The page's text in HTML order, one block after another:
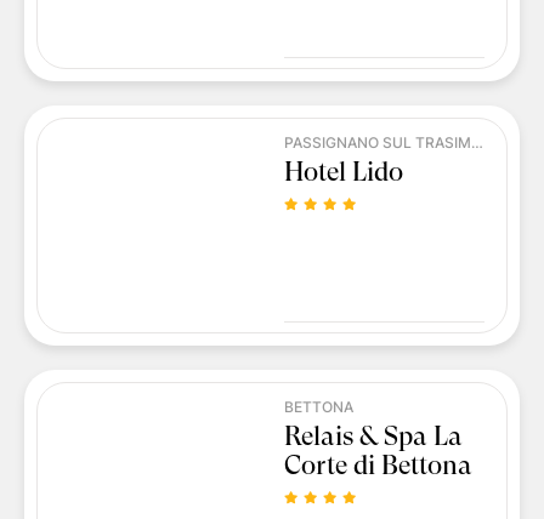
PASSIGNANO SUL TRASIMENO
Hotel Lido
BETTONA
Relais & Spa La
Corte di Bettona